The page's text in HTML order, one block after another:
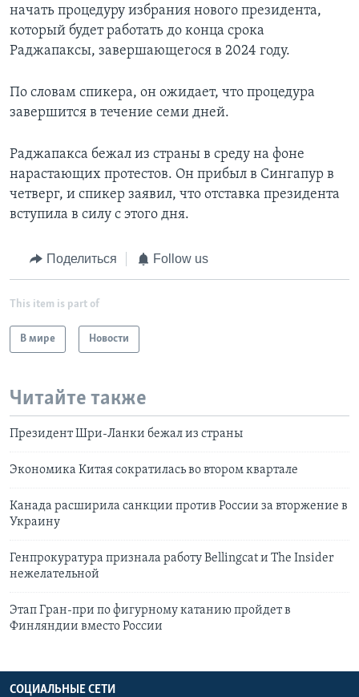
начать процедуру избрания нового президента,
который будет работать до конца срока
Раджапаксы, завершающегося в 2024 году.
По словам спикера, он ожидает, что процедура
завершится в течение семи дней.
Раджапакса бежал из страны в среду на фоне
нарастающих протестов. Он прибыл в Сингапур в
четверг, и спикер заявил, что отставка президента
вступила в силу с этого дня.
Поделиться Follow us
This item is part of
В мире Новости
Читайте также
Президент Шри-Ланки бежал из страны
Экономика Китая сократилась во втором квартале
Канада расширила санкции против России за вторжение в
Украину
Генпрокуратура признала работу Bellingcat и The Insider
нежелательной
Этап Гран-при по фигурному катанию пройдет в
Финляндии вместо России
СОЦИАЛЬНЫЕ СЕТИ